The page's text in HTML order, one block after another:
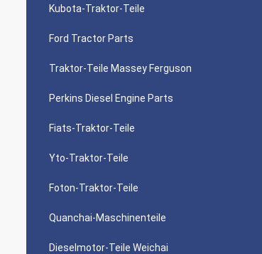
Kubota-Traktor-Teile
Ford Tractor Parts
Traktor-Teile Massey Ferguson
Perkins Diesel Engine Parts
Fiats-Traktor-Teile
Yto-Traktor-Teile
Foton-Traktor-Teile
Quanchai-Maschinenteile
Dieselmotor-Teile Weichai